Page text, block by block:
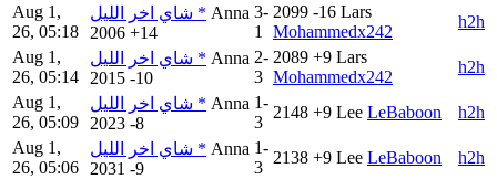
Aug 1,
26, 05:18
شاي اخر الليل * Anna
2006 +14
3-
1
2099 -16 Lars
Mohammedx242
h2h
Aug 1,
26, 05:14
شاي اخر الليل * Anna
2015 -10
2-
3
2089 +9 Lars
Mohammedx242
h2h
Aug 1,
26, 05:09
شاي اخر الليل * Anna
2023 -8
1-
3
2148 +9 Lee LeBaboon
h2h
Aug 1,
26, 05:06
شاي اخر الليل * Anna
2031 -9
1-
3
2138 +9 Lee LeBaboon
h2h